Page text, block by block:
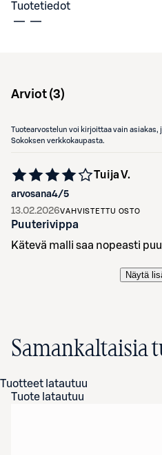
Tuotetiedot
Arviot (3)
Tuotearvostelun voi kirjoittaa vain asiakas,
Sokoksen verkkokaupasta.
arvosana4/5
Tuija V.
13.02.2026VAHVISTETTU OSTO
Puuterivippa
Kätevä malli saa nopeasti
Näytä
Samankaltaisia
Tuotteet latautuu
Tuote latautuu